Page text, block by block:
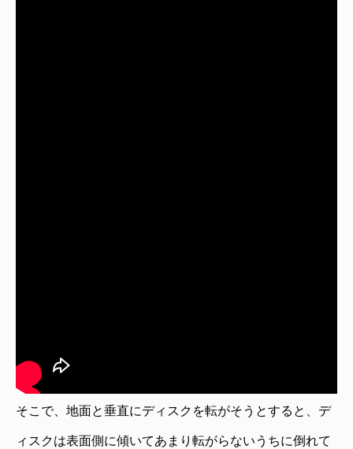
そこで、地面と垂直にディスクを転がそうとすると、デ
ィスクは表面側に傾いてあまり転がらないうちに倒れて